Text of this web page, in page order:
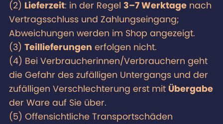
(2) Lieferzeit: in der Regel 3–7 Werktagenach
Vertragsschluss und Zahlungseingang;
Abweichungen werden im Shop angezeigt.
(3) Teillieferungen erfolgen nicht.
(4) Bei Verbraucherinnen/Verbrauchern geht
die Gefahr des zufälligen Untergangs und der
zufälligen Verschlechterung erst mit Übergabe
der Ware auf Sie über.
(5) Offensichtliche Transportschäden